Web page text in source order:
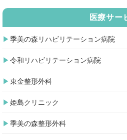
医療サー
季美の森リハビリテーション病院
令和リハビリテーション病院
東金整形外科
姫島クリニック
季美の森整形外科